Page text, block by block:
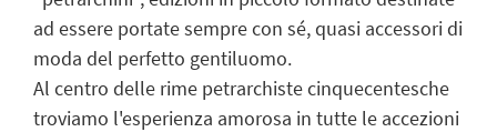
ad essere portate sempre con sé, quasi accessori di
moda del perfetto gentiluomo.
Al centro delle rime petrarchiste cinquecentesche
troviamo l'esperienza amorosa in tutte le accezioni